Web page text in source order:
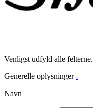
Venligst udfyld alle felterne.
Generelle oplysninger -
Navn